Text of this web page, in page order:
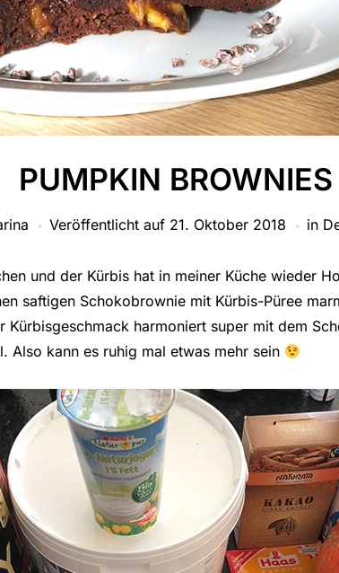
PUMPKIN BROWNIES
Veröffentlicht auf 21. Oktober 2018 in
und der Kürbis hat in meiner Küche wieder
saftigen Schokobrownie mit Kürbis-Püree
Kürbisgeschmack harmoniert super mit dem
Also kann es ruhig mal etwas mehr sein